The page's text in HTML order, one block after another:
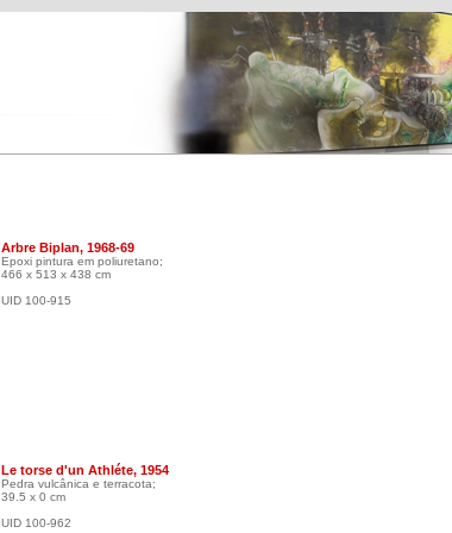
Arbre Biplan, 1968-69
Epoxi pintura em poliuretano;
466 x 513 x 438 cm
UID 100-915
Le torse d'un Athléte, 1954
Pedra vulcânica e terracota;
39.5 x 0 cm
UID 100-962